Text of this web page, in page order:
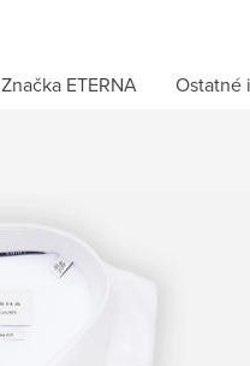
Značka ETERNA Ostatné